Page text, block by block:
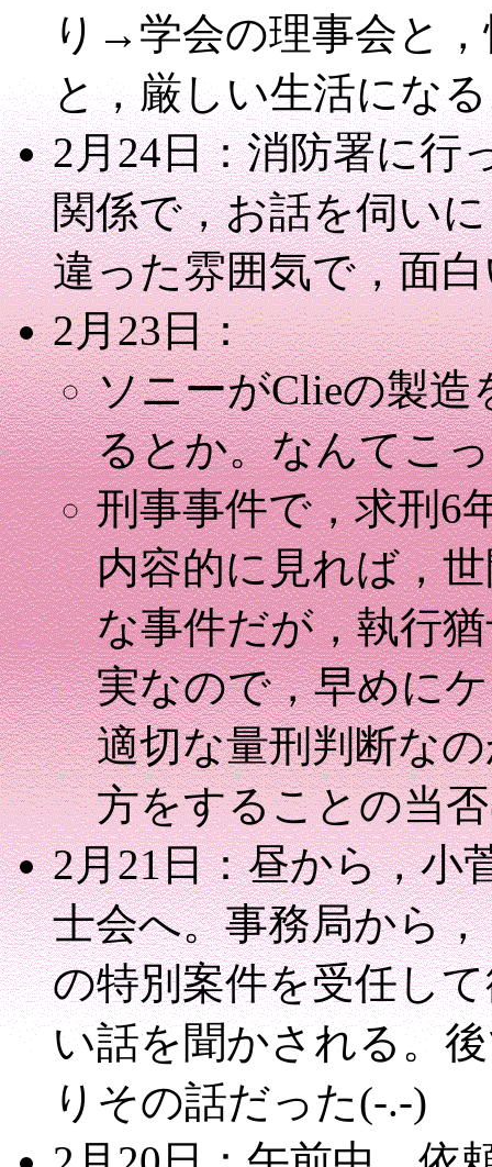
り→学会の理事会と
と，厳しい生活にな
2月24日：消防署に行
関係で，お話を伺い
違った雰囲気で，面
2月23日：
ソニーがClieの製造
るとか。なんてこ
刑事事件で，求刑6
内容的に見れば，
な事件だが，執行
実なので，早めに
適切な量刑判断な
方をすることの当
2月21日：昼から，小
士会へ。事務局から
の特別案件を受任し
い話を聞かされる。
りその話だった(-.-)